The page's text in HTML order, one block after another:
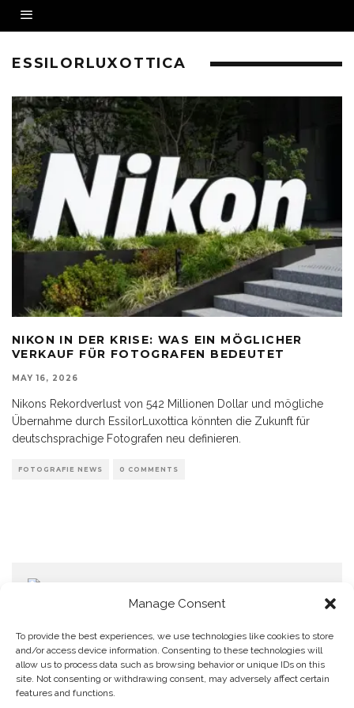
Manage Consent
To provide the best experiences, we use technologies like cookies to store
and/or access device information. Consenting to these technologies will
allow us to process data such as browsing behavior or unique IDs on this
site. Not consenting or withdrawing consent, may adversely affect certain
features and functions.
ESSILORLUXOTTICA
NIKON IN DER KRISE: WAS EIN MÖGLICHER
VERKAUF FÜR FOTOGRAFEN BEDEUTET
MAY 16, 2026
Nikons Rekordverlust von 542 Millionen Dollar und mögliche
Übernahme durch EssilorLuxottica könnten die Zukunft für
deutschsprachige Fotografen neu definieren.
FOTOGRAFIE NEWS 0 COMMENTS
Home
Datenschutzerklärung
Impressum
Cookie Policy (EU)